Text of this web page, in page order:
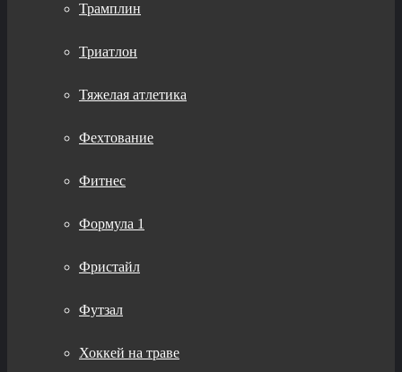
Трамплин
Триатлон
Тяжелая атлетика
Фехтование
Фитнес
Формула 1
Фристайл
Футзал
Хоккей на траве